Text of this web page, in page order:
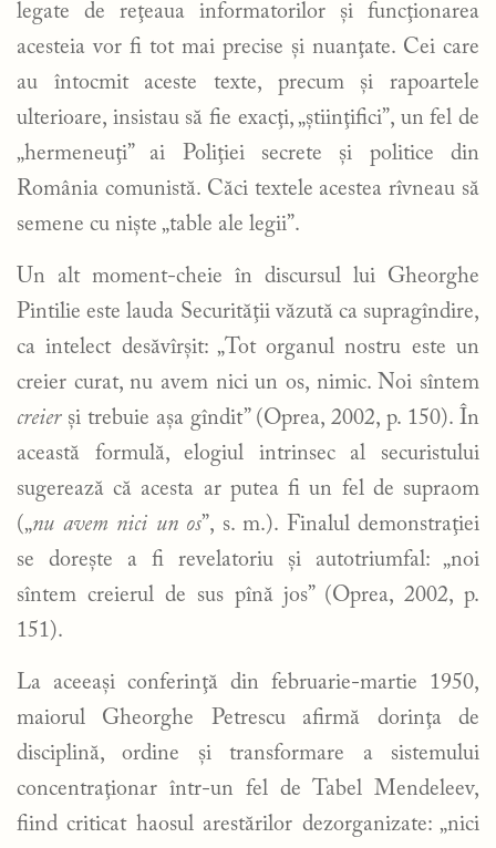
legate de reţeaua informatorilor şi funcţionarea
acesteia vor fi tot mai precise şi nuanţate. Cei care
au întocmit aceste texte, precum şi rapoartele
ulterioare, insistau să fie exacţi, „ştiinţifici”, un fel de
„hermeneuţi” ai Poliţiei secrete şi politice din
România comunistă. Căci textele acestea rîvneau să
semene cu niște „table ale legii”.
Un alt moment-cheie în discursul lui Gheorghe
Pintilie este lauda Securităţii văzută ca supragîndire,
ca intelect desăvîrşit: „Tot organul nostru este un
creier curat, nu avem nici un os, nimic. Noi sîntem
creierşi trebuie aşa gîndit” (Oprea, 2002, p. 150). În
această formulă, elogiul intrinsec al securistului
sugerează că acesta ar putea fi un fel de supraom
(„nu avem nici un os”, s. m.). Finalul demonstraţiei
se doreşte a fi revelatoriu şi autotriumfal: „noi
sîntem creierul de sus pînă jos” (Oprea, 2002, p.
151).
La aceeaşi conferinţă din februarie-martie 1950,
maiorul Gheorghe Petrescu afirmă dorinţa de
disciplină, ordine şi transformare a sistemului
concentraţionar într-un fel de Tabel Mendeleev,
fiind criticat haosul arestărilor dezorganizate: „nici